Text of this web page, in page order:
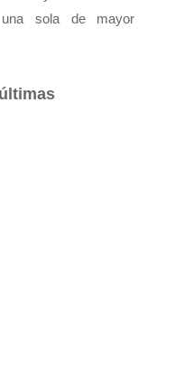
una sola de mayor